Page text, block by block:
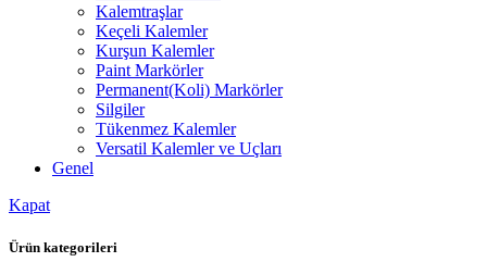
Kalemtraşlar
Keçeli Kalemler
Kurşun Kalemler
Paint Markörler
Permanent(Koli) Markörler
Silgiler
Tükenmez Kalemler
Versatil Kalemler ve Uçları
Genel
Kapat
Ürün kategorileri